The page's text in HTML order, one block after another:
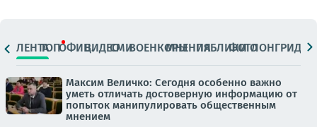
ЛЕНТАТОПОФИЦ.ВИДЕОСМИВОЕНКОРЫМНЕНИЯПАБЛИКИ
ФОТОЛОНГРИДЫ
Максим Величко: Сегодня особенно важно
уметь отличать достоверную информацию от
попыток манипулировать общественным
мнением